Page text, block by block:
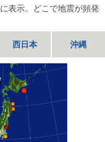
表示。どこで地震が頻発
西日本 沖縄